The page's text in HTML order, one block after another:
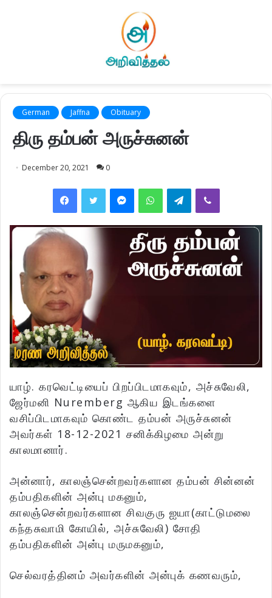
German Jaffna Obituary
திரு தம்பன் அருச்சுனன்
December 20, 2021 0
FacebookTwitter MessengerWhatsAppTelegramViber
யாழ். கரவெட்டியைப் பிறப்பிடமாகவும், அச்சுவேலி,
ஜேர்மனி Nuremberg ஆகிய இடங்களை
வசிப்பிடமாகவும் கொண்ட தம்பன் அருச்சுனன்
அவர்கள் 18-12-2021 சனிக்கிழமை அன்று
காலமானார்.
அன்னார், காலஞ்சென்றவர்களான தம்பன் சின்னன்
தம்பதிகளின் அன்பு மகனும்,
காலஞ்சென்றவர்களான சிவகுரு ஐயா(காட்டுமலை
கந்தசுவாமி கோயில், அச்சுவேலி) சோதி
தம்பதிகளின் அன்பு மருமகனும்,
செல்வரத்தினம் அவர்களின் அன்புக் கணவரும்,